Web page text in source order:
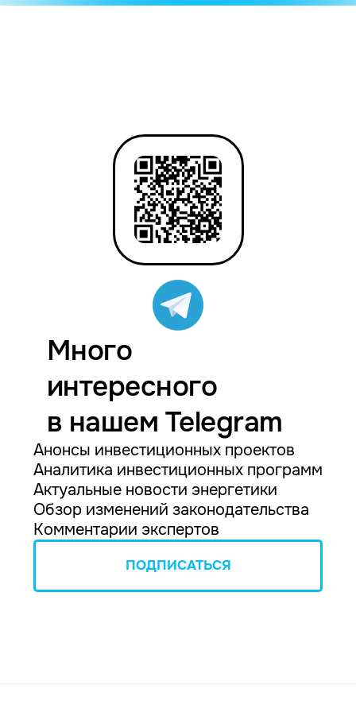
Много
интересного
в нашем Telegram
Анонсы инвестиционных проектов
Аналитика инвестиционных программ
Актуальные новости энергетики
Обзор изменений законодательства
Комментарии экспертов
ПОДПИСАТЬСЯ